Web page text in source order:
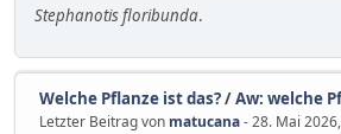
Stephanotis floribunda.
Welche Pflanze ist das?/Aw: welche
Letzter Beitrag von matucana- 28. Mai